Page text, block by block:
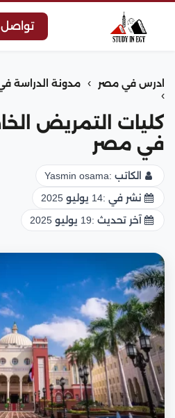
تواصل
ادرس في مصر › مدونة الدراسة
›
كليات التمريض
في مصر
الكاتب :Yasmin osama
نشر في :14 يوليو 2025
آخر تحديث :19 يوليو 2025